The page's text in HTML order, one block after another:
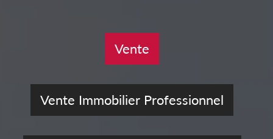
Vente
Vente Immobilier Professionnel